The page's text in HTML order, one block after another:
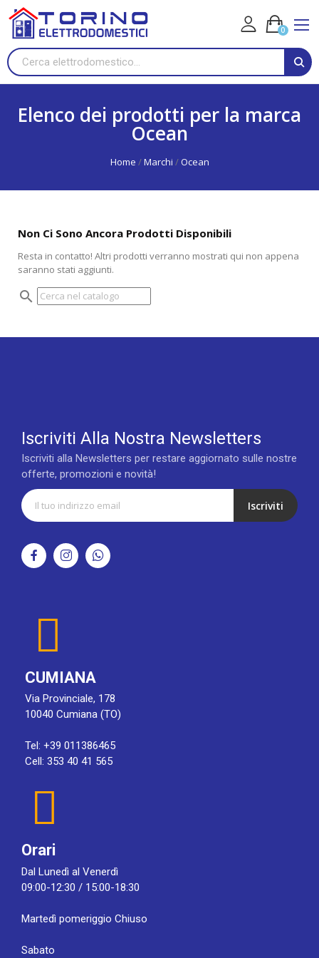
0
Elenco dei prodotti per la marca
Ocean
Home Marchi Ocean
Non Ci Sono Ancora Prodotti Disponibili
Resta in contatto! Altri prodotti verranno mostrati qui non appena
saranno stati aggiunti.
search
Iscriviti Alla Nostra Newsletters
Iscriviti alla Newsletters per restare aggiornato sulle nostre
offerte, promozioni e novità!
Iscriviti
CUMIANA
Via Provinciale, 178
10040 Cumiana (TO)
Tel: +39 011386465
Cell: 353 40 41 565
Orari
Dal Lunedì al Venerdì
09:00-12:30 / 15:00-18:30
Martedì pomeriggio Chiuso
Sabato